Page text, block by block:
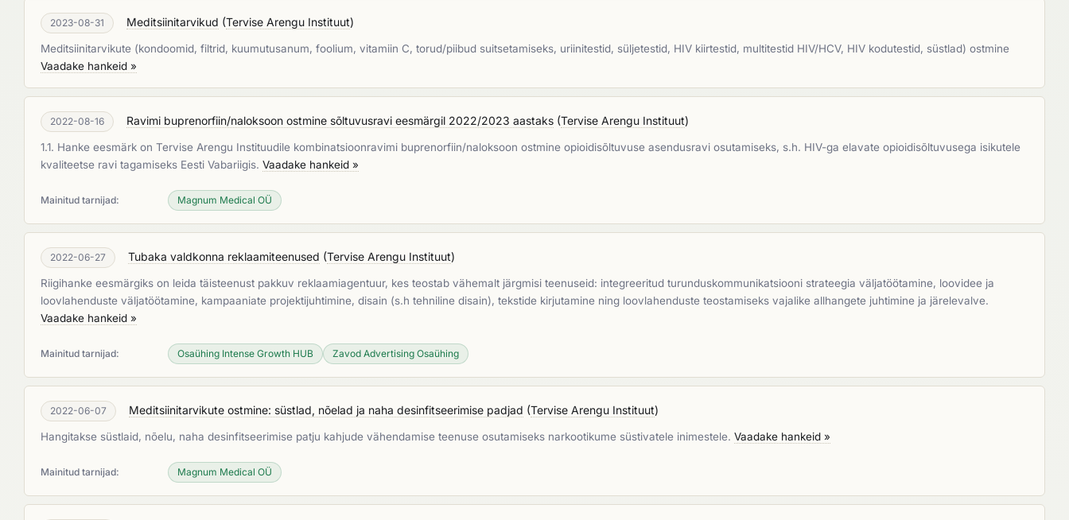
2023-08-31 Meditsiinitarvikud (Tervise Arengu Instituut)
Meditsiinitarvikute (kondoomid, filtrid, kuumutusanum, foolium, vitamiin C, torud/piibud suitsetamiseks, uriinitestid, süljetestid, HIV kiirtestid, multitestid HIV/HCV, HIV kodutestid, süstlad) ostmine
Vaadake hankeid »
2022-08-16 Ravimi buprenorfiin/naloksoon ostmine sõltuvusravi eesmärgil 2022/2023 aastaks (Tervise Arengu Instituut)
1.1. Hanke eesmärk on Tervise Arengu Instituudile kombinatsioonravimi buprenorfiin/naloksoon ostmine opioidisõltuvuse asendusravi osutamiseks, s.h. HIV-ga elavate opioidisõltuvusega isikutele
kvaliteetse ravi tagamiseks Eesti Vabariigis. Vaadake hankeid »
Mainitud tarnijad: Magnum Medical OÜ
2022-06-27 Tubaka valdkonna reklaamiteenused (Tervise Arengu Instituut)
Riigihanke eesmärgiks on leida täisteenust pakkuv reklaamiagentuur, kes teostab vähemalt järgmisi teenuseid: integreeritud turunduskommunikatsiooni strateegia väljatöötamine, loovidee ja
loovlahenduste väljatöötamine, kampaaniate projektijuhtimine, disain (s.h tehniline disain), tekstide kirjutamine ning loovlahenduste teostamiseks vajalike allhangete juhtimine ja järelevalve.
Vaadake hankeid »
Mainitud tarnijad: Osaühing Intense Growth HUB Zavod Advertising Osaühing
2022-06-07 Meditsiinitarvikute ostmine: süstlad, nõelad ja naha desinfitseerimise padjad (Tervise Arengu Instituut)
Hangitakse süstlaid, nõelu, naha desinfitseerimise patju kahjude vähendamise teenuse osutamiseks narkootikume süstivatele inimestele. Vaadake hankeid »
Mainitud tarnijad: Magnum Medical OÜ